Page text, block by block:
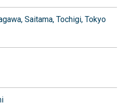
Saitama Tochigi Tokyo